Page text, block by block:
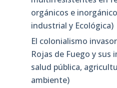
orgánicos e
industrial y Ecológica)
El colonialismo
Rojas de Fuego y sus
salud pública,
ambiente)